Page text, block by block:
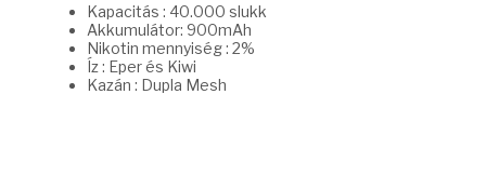
Kapacitás : 40.000 slukk
Akkumulátor: 900mAh
Nikotin mennyiség : 2%
Íz : Eper és Kiwi
Kazán : Dupla Mesh